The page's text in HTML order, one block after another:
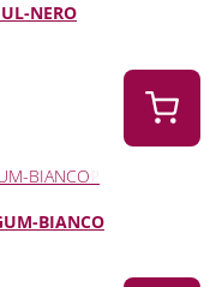
NERO
BIANCO